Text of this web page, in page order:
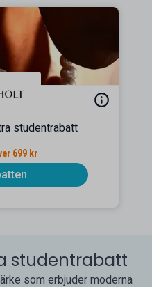
studentrabatt
699 kr
studentrabatt
som erbjuder moderna